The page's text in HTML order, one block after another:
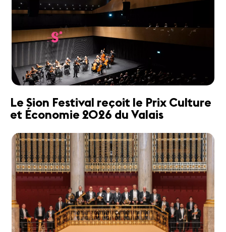
Le Sion Festival reçoit le Prix Culture
et Économie 2026 du Valais